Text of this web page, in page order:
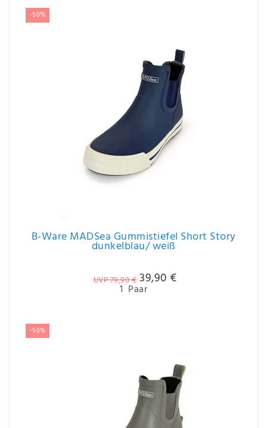
-50%
B-Ware MADSea Gummistiefel Short Story
dunkelblau/ weiß
UVP 79,90 € 39,90 €
1 Paar
-50%